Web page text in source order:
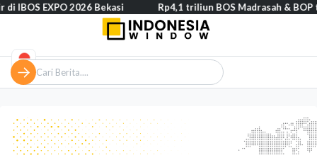
2026 Bekasi Rp4,1 triliun BOS Madrasah & BOP tahap II